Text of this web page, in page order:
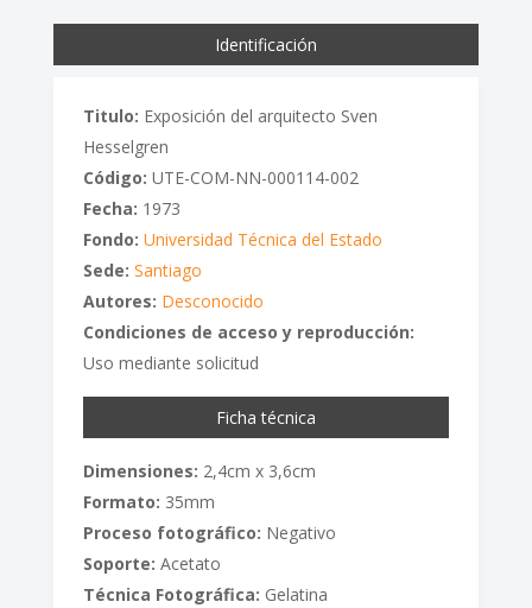
Identificación
Titulo: Exposición del arquitecto Sven
Hesselgren
Código: UTE-COM-NN-000114-002
Fecha: 1973
Fondo: Universidad Técnica del Estado
Sede: Santiago
Autores: Desconocido
Condiciones de acceso y reproducción:
Uso mediante solicitud
Ficha técnica
Dimensiones: 2,4cm x 3,6cm
Formato: 35mm
Proceso fotográfico: Negativo
Soporte: Acetato
Técnica Fotográfica: Gelatina